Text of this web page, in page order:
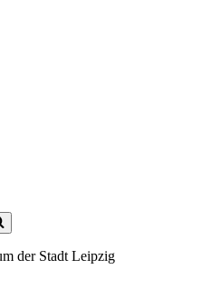
der Stadt Leipzig